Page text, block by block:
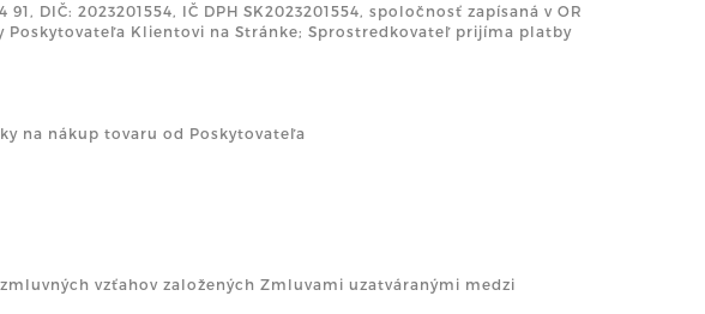
DIČ: 2023201554, IČ DPH SK2023201554, spoločnosť zapísaná v OR
Poskytovateľa Klientovi na Stránke; Sprostredkovateľ prijíma platby
na nákup tovaru od Poskytovateľa
vzťahov založených Zmluvami uzatváranými medzi